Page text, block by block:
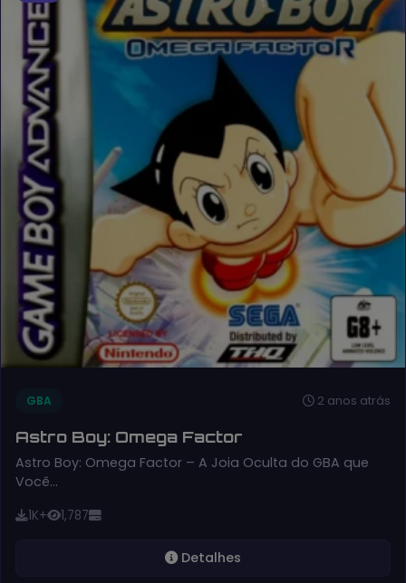
GBA 2 anos atrás
Astro Boy: Omega Factor
Astro Boy: Omega Factor – A Joia Oculta do GBA que
Você…
1K+ 1,787
Detalhes